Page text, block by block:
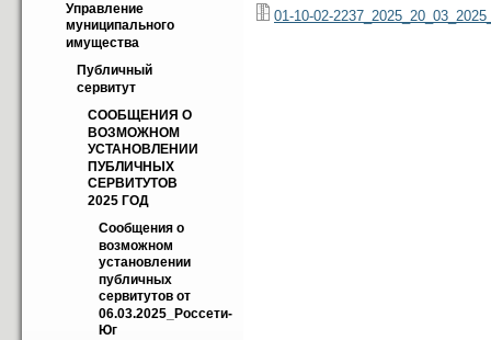
Управление
муниципального
имущества
Публичный
сервитут
СООБЩЕНИЯ О
ВОЗМОЖНОМ
УСТАНОВЛЕНИИ
ПУБЛИЧНЫХ
СЕРВИТУТОВ
2025 ГОД
Cообщения о
возможном
установлении
публичных
сервитутов от
06.03.2025_Россети-
Юг
01-10-02-